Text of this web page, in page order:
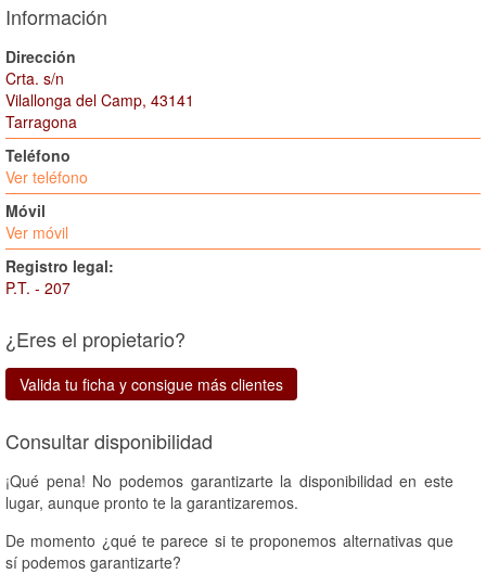
Información
Dirección
Crta. s/n
Vilallonga del Camp, 43141
Tarragona
Teléfono
Ver teléfono
Móvil
Ver móvil
Registro legal:
P.T. - 207
¿Eres el propietario?
Valida tu ficha y consigue más clientes
Consultar disponibilidad
¡Qué pena! No podemos garantizarte la disponibilidad en este
lugar, aunque pronto te la garantizaremos.
De momento ¿qué te parece si te proponemos alternativas que
sí podemos garantizarte?